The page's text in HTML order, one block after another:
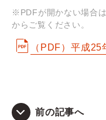
IR情報
Q&A
※PDFが開かない場合
からご覧ください。
（PDF）平成
前の記事へ